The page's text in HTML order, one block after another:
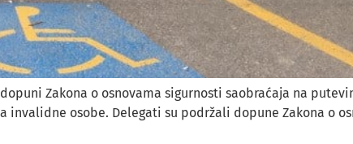
Zakona o osnovama sigurnosti saobraćaja na
osobe. Delegati su podržali dopune Zakona o